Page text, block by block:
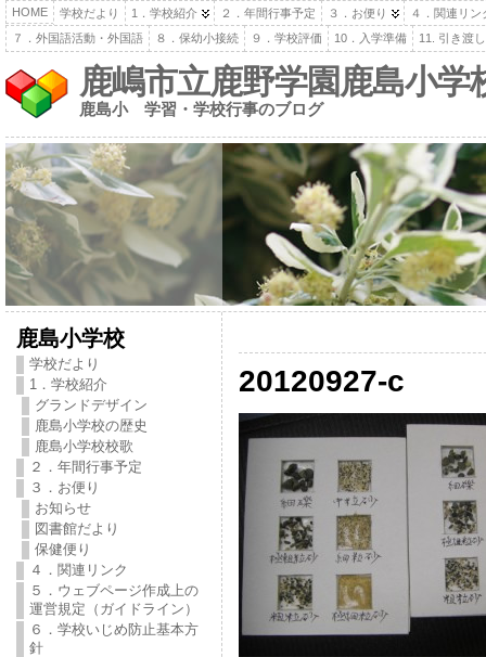
HOME 学校だより 1．学校紹介 ２．年間行事予定 ３．お便り
４．関連リン
７．外国語活動・外国語
８．保幼小接続 ９．学校評価 10．入学準備 11. 引き渡
鹿嶋市立鹿野学園鹿島小学
鹿島小 学習・学校行事のブログ
鹿島小学校
学校だより
1．学校紹介
グランドデザイン
鹿島小学校の歴史
鹿島小学校校歌
２．年間行事予定
３．お便り
お知らせ
図書館だより
保健便り
４．関連リンク
５．ウェブページ作成上の
運営規定（ガイドライン）
６．学校いじめ防止基本方
針
20120927-c